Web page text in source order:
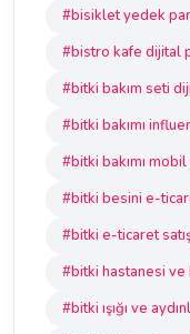
#bisiklet yedek
#bistro kafe dijital
#bitki bakım seti
#bitki bakımı
#bitki bakımı
#bitki besini e-
#bitki e-ticaret
#bitki hastanesi ve
#bitki ışığı ve